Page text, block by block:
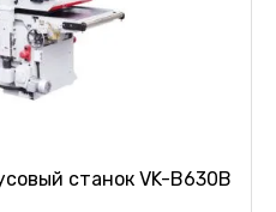
станок VK-B630B